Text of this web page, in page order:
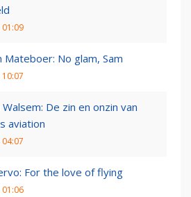
01:09
Mateboer: No glam, Sam
Walsem: De zin en onzin van
aviation
For the love of flying